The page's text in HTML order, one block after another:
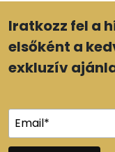
Iratkozz fel a
elsőként a
exkluzív